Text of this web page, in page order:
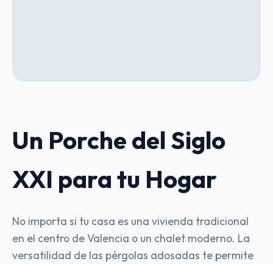
Un Porche del Siglo
XXI para tu Hogar
No importa si tu casa es una vivienda tradicional
en el centro de Valencia o un chalet moderno. La
versatilidad de las pérgolas adosadas te permite